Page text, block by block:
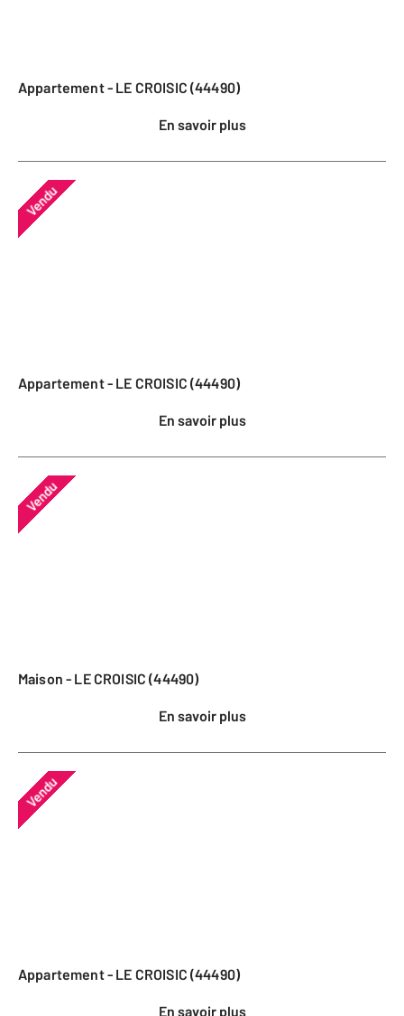
Appartement - LE CROISIC (44490)
En savoir plus
Vendu
Appartement - LE CROISIC (44490)
En savoir plus
Vendu
Maison - LE CROISIC (44490)
En savoir plus
Vendu
Appartement - LE CROISIC (44490)
En savoir plus